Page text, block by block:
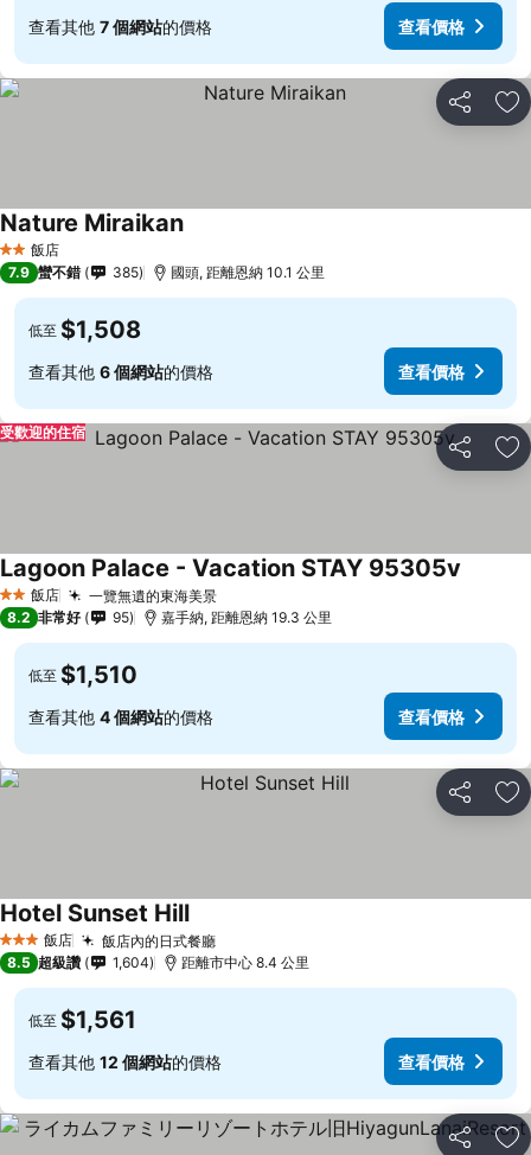
查看其他 7 個網站的價格 查看價格
分享 加
2 星級飯店
Nature Miraikan
7.9 蠻不錯 385 國頭, 距離恩納 10.1 公里
低至 $1,508
查看其他 6 個網站的價格 查看價格
分享 加
受歡迎的住宿
2 星級飯店 一覽無遺的東海美景
Lagoon Palace - Vacation STAY 95305v
8.2 非常好 95 嘉手納, 距離恩納 19.3 公里
低至 $1,510
查看其他 4 個網站的價格 查看價格
分享 加
3 星級 飯店 飯店內的日式餐廳
Hotel Sunset Hill
8.5 超級讚 1,604 距離市中心 8.4 公里
低至 $1,561
查看其他 12 個網站的價格 查看價格
分享 加